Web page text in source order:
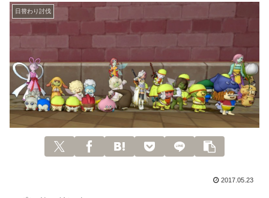
日替わり討伐
2017.05.23